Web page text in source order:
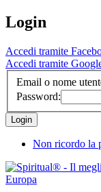
Login
Accedi tramite
Accedi tramite
Email o nome
Password:
Non ricordo la